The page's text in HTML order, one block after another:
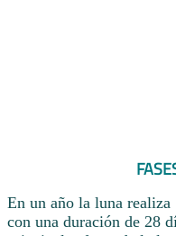
En un año la luna
con una duración de 28